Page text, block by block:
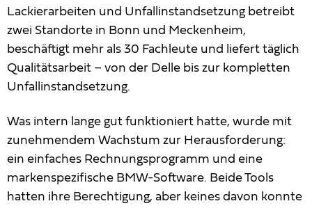
Lackierarbeiten und Unfallinstandsetzung betreibt
zwei Standorte in Bonn und Meckenheim,
beschäftigt mehr als 30 Fachleute und liefert täglich
Qualitätsarbeit – von der Delle bis zur kompletten
Unfallinstandsetzung.
Was intern lange gut funktioniert hatte, wurde mit
zunehmendem Wachstum zur Herausforderung:
ein einfaches Rechnungsprogramm und eine
markenspezifische BMW-Software. Beide Tools
hatten ihre Berechtigung, aber keines davon konnte